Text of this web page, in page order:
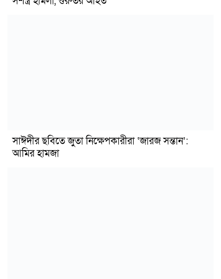
সাঈদীর ছবিতে জুতা নিক্ষেপকারীরা ‘জারজ সন্তান’:
আমির হামজা